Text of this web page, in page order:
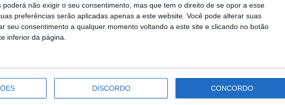
poderá não exigir o seu consentimento, mas que tem o direito de se opor a esse
preferências serão aplicadas apenas a este website. Você pode alterar suas
seu consentimento a qualquer momento voltando a este site e clicando no botão
inferior da página.
DISCORDO CONCORDO
nesta prova internacional.
Dois